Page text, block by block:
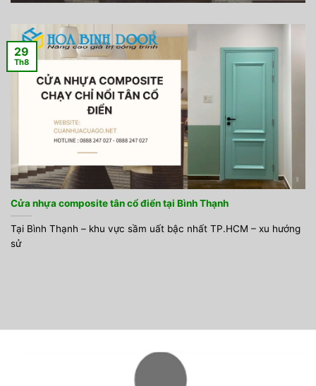
Cửa nhựa composite tân cổ điển tại Bình Thạnh
Tại Bình Thạnh – khu vực sầm uất bậc nhất TP.HCM – xu hướng
sử
29
Th8